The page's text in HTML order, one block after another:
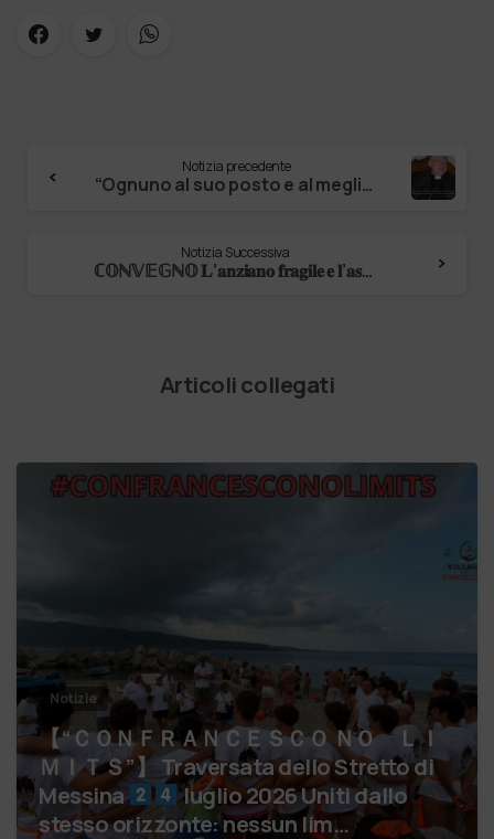
Notizia precedente
“Ognuno al suo posto e al meglio di sè” (𝔐𝔬𝔫𝔰. ℨ𝔢𝔫𝔱𝔦) 11 gennaio 2025 21° ANNIVERSARIO dell’ordinazione episcopale di Mons. Giuseppe Zenti…
Notizia Successiva
ℂ𝕆ℕ𝕍𝔼𝔾ℕ𝕆 𝐋’𝐚𝐧𝐳𝐢𝐚𝐧𝐨 𝐟𝐫𝐚𝐠𝐢𝐥𝐞 𝐞 𝐥’𝐚𝐬𝐬𝐢𝐬𝐭𝐞𝐧𝐳𝐚 𝐚 𝐥𝐮𝐧𝐠𝐨 𝐭𝐞𝐫𝐦𝐢𝐧𝐞: 𝐭𝐞𝐦𝐩𝐞𝐬𝐭𝐚 𝐩𝐞𝐫𝐟𝐞𝐭𝐭𝐚 𝐨 𝐜𝐨𝐦𝐩𝐥𝐞𝐬𝐬𝐢𝐭𝐚’ 𝐝𝐚 𝐟𝐫𝐨𝐧𝐭𝐞𝐠𝐠𝐢𝐚𝐫𝐞? MERCOLEDÌ 12 FEBBRAIO 2025 …
Articoli collegati
Notizie
【 “ＣＯＮＦＲＡＮＣＥＳＣＯ ＮＯ ＬＩ
ＭＩＴＳ”】 Traversata dello Stretto di
Messina
luglio 2026 Uniti dallo
stesso orizzonte: nessun lim…